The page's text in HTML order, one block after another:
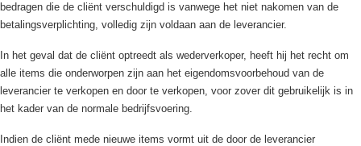
bedragen die de cliënt verschuldigd is vanwege het niet nakomen van de
betalingsverplichting, volledig zijn voldaan aan de leverancier.
In het geval dat de cliënt optreedt als wederverkoper, heeft hij het recht om
alle items die onderworpen zijn aan het eigendomsvoorbehoud van de
leverancier te verkopen en door te verkopen, voor zover dit gebruikelijk is in
het kader van de normale bedrijfsvoering.
Indien de cliënt mede nieuwe items vormt uit de door de leverancier